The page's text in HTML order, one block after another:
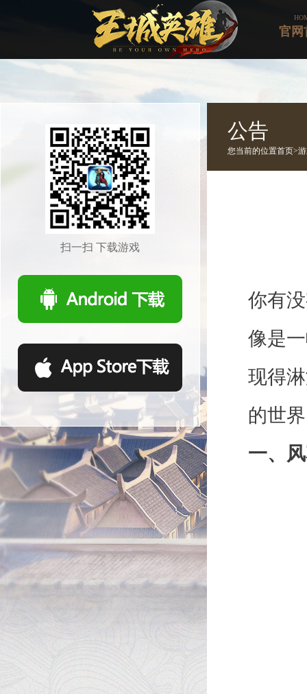
官网
扫一扫 下载游戏
公告
您当前的位置首页>
你有
像是
现得
的世
一、